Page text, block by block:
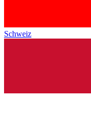
Schweiz